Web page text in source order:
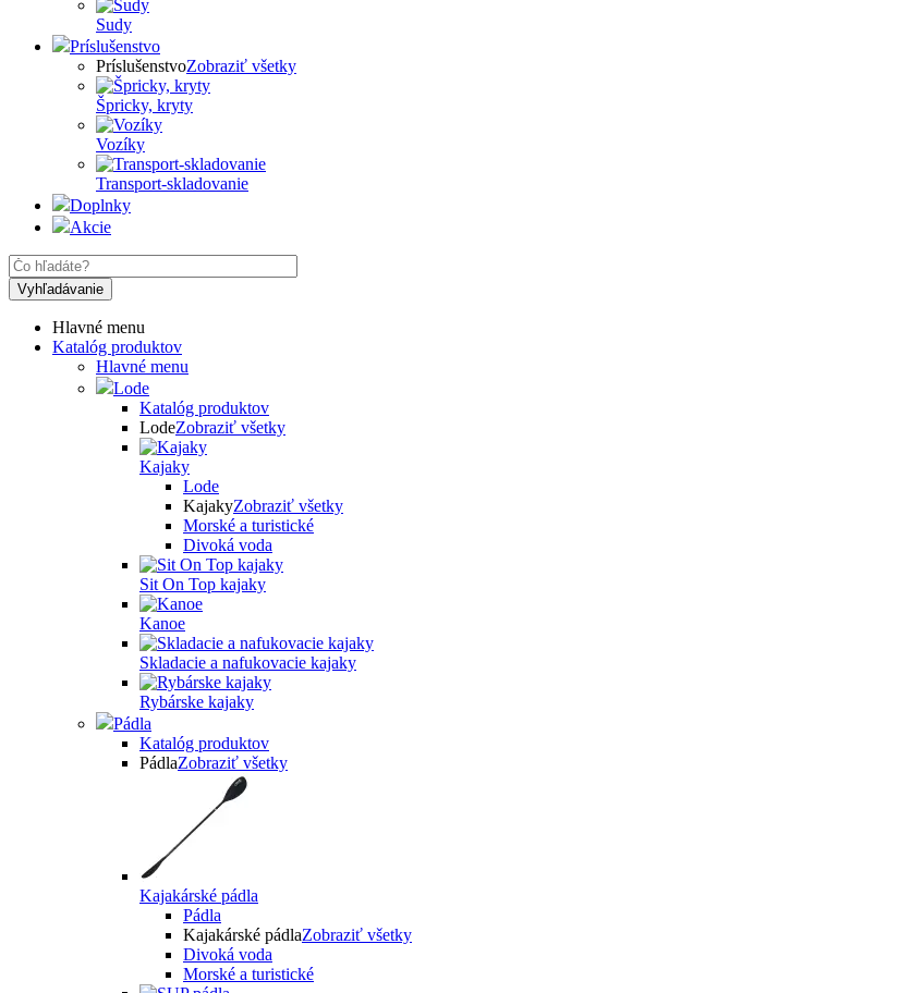
Sudy
Príslušenstvo
PríslušenstvoZobraziť všetky
Špricky, kryty
Vozíky
Transport-skladovanie
Doplnky
Akcie
Hlavné menu
Katalóg produktov
Hlavné menu
Lode
Katalóg produktov
LodeZobraziť všetky
Kajaky
Lode
KajakyZobraziť všetky
Morské a turistické
Divoká voda
Sit On Top kajaky
Kanoe
Skladacie a nafukovacie kajaky
Rybárske kajaky
Pádla
Katalóg produktov
PádlaZobraziť všetky
Kajakárské pádla
Pádla
Kajakárské pádlaZobraziť všetky
Divoká voda
Morské a turistické